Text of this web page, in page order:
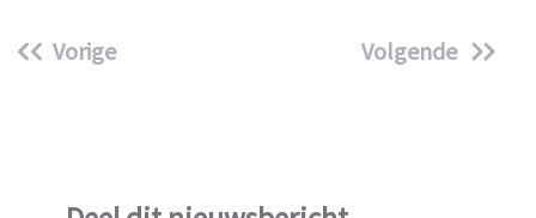
Vorige Volgende